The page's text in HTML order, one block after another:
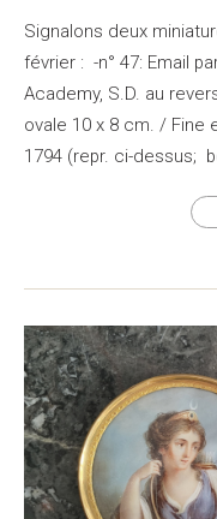
Signalons deux
février : -n° 47: Email
Academy, S.D. au
ovale 10 x 8 cm. / Fine
1794 (repr. ci-dessus;